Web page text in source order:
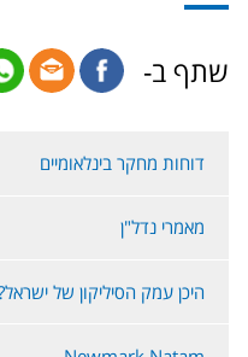
שתף ב-
דוחות מחקר בינלאומיים
מאמרי נדל"ן
היכן עמק הסיליקון של